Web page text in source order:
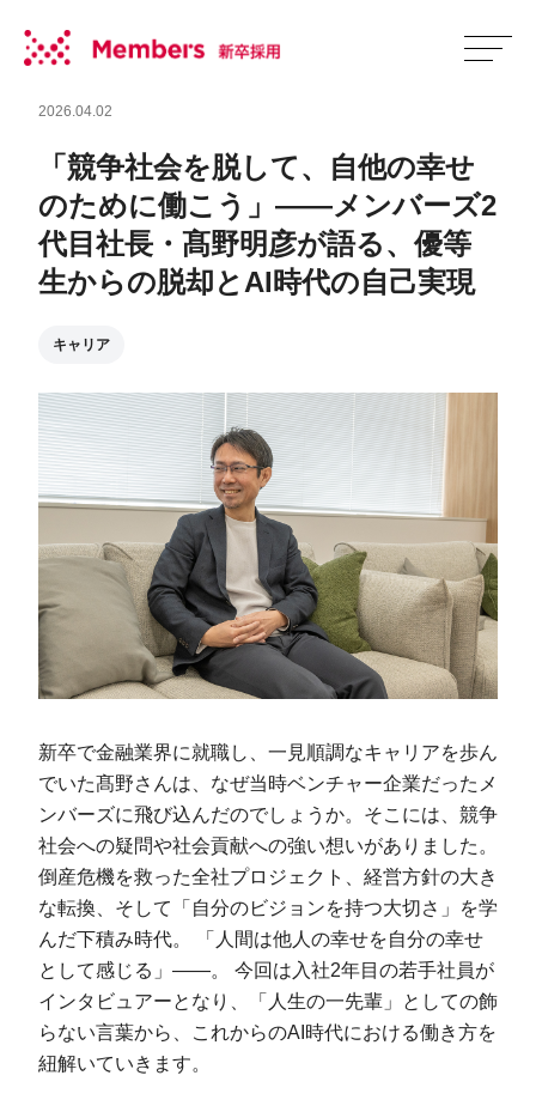
2026.04.02
「競争社会を脱して、自他の幸せ
のために働こう」――メンバーズ2
代目社長・髙野明彦が語る、優等
生からの脱却とAI時代の自己実現
キャリア
新卒で金融業界に就職し、一見順調なキャリアを歩ん
でいた髙野さんは、なぜ当時ベンチャー企業だったメ
ンバーズに飛び込んだのでしょうか。そこには、競争
社会への疑問や社会貢献への強い想いがありました。
倒産危機を救った全社プロジェクト、経営方針の大き
な転換、そして「自分のビジョンを持つ大切さ」を学
んだ下積み時代。 「人間は他人の幸せを自分の幸せ
として感じる」――。 今回は入社2年目の若手社員が
インタビュアーとなり、「人生の一先輩」としての飾
らない言葉から、これからのAI時代における働き方を
紐解いていきます。